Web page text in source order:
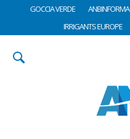
GOCCIA VERDE ANBINFORMA
IRRIGANTS EUROPE